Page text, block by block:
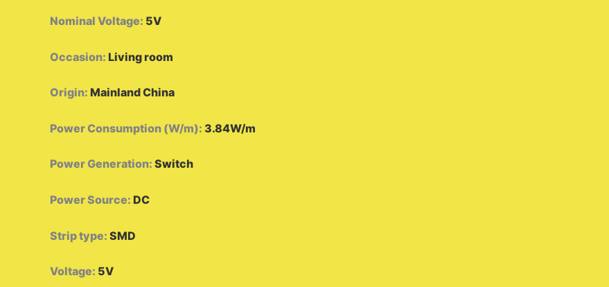
Nominal Voltage: 5V
Occasion: Living room
Origin: Mainland China
Power Consumption (W/m): 3.84W/m
Power Generation: Switch
Power Source: DC
Strip type: SMD
Voltage: 5V